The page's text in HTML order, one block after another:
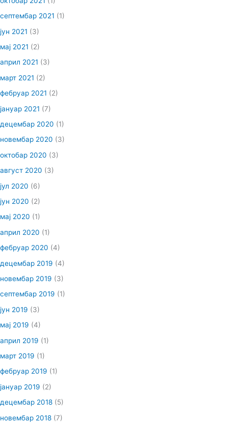
септембар 2021 (1)
јун 2021 (3)
мај 2021 (2)
април 2021 (3)
март 2021 (2)
фебруар 2021 (2)
јануар 2021 (7)
децембар 2020 (1)
новембар 2020 (3)
октобар 2020 (3)
август 2020 (3)
јул 2020 (6)
јун 2020 (2)
мај 2020 (1)
април 2020 (1)
фебруар 2020 (4)
децембар 2019 (4)
новембар 2019 (3)
септембар 2019 (1)
јун 2019 (3)
мај 2019 (4)
април 2019 (1)
март 2019 (1)
фебруар 2019 (1)
јануар 2019 (2)
децембар 2018 (5)
новембар 2018 (7)